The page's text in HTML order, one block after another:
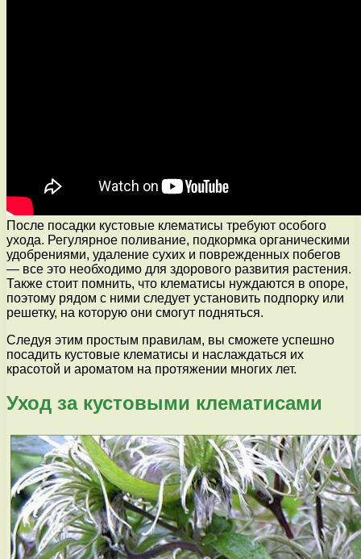
После посадки кустовые клематисы требуют особого
ухода. Регулярное поливание, подкормка органическими
удобрениями, удаление сухих и поврежденных побегов
— все это необходимо для здорового развития растения.
Также стоит помнить, что клематисы нуждаются в опоре,
поэтому рядом с ними следует установить подпорку или
решетку, на которую они смогут подняться.
Следуя этим простым правилам, вы сможете успешно
посадить кустовые клематисы и наслаждаться их
красотой и ароматом на протяжении многих лет.
Уход за кустовыми клематисами